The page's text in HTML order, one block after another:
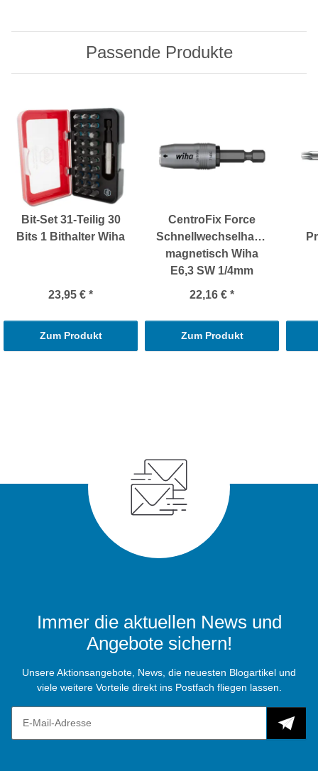
Passende Produkte
Bit-Set 31-Teilig 30
Bits 1 Bithalter Wiha
23,95 € *
Zum Produkt
CentroFix Force
Schnellwechselhalter
magnetisch Wiha
E6,3 SW 1/4mm
22,16 € *
Zum Produkt
Immer die aktuellen News und
Angebote sichern!
Unsere Aktionsangebote, News, die neuesten Blogartikel und
viele weitere Vorteile direkt ins Postfach fliegen lassen.